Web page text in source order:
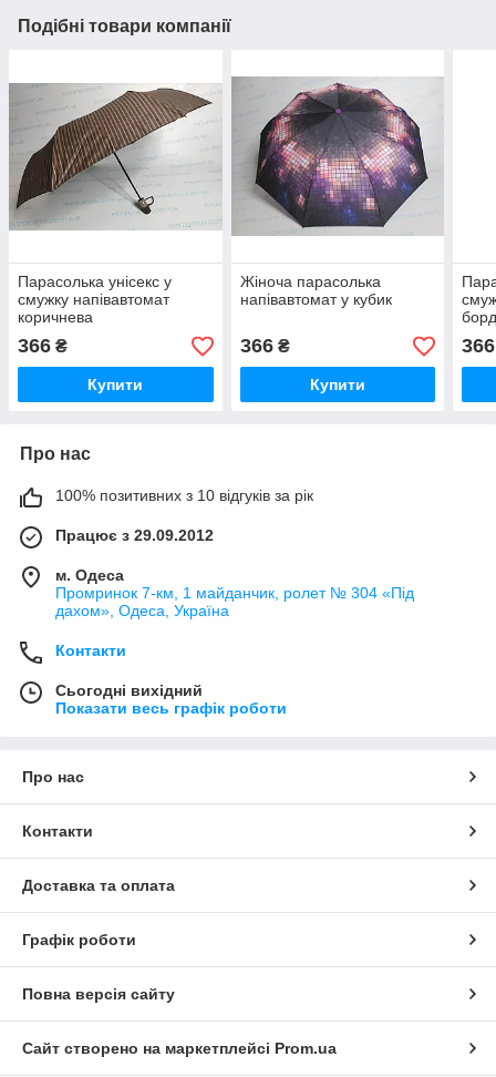
Подібні товари компанії
Парасолька унісекс у
смужку напівавтомат
коричнева
366 ₴
Купити
Жіноча парасолька
напівавтомат у кубик
366₴
Купити
366
Про нас
100% позитивних з 10 відгуків за рік
Працює з 29.09.2012
м. Одеса
Промринок 7-км, 1 майданчик, ролет № 304 «Під
дахом», Одеса, Україна
Контакти
Сьогодні вихідний
Показати весь графік роботи
Про нас
Контакти
Доставка та оплата
Графік роботи
Повна версія сайту
Сайт створено на маркетплейсі Prom.ua